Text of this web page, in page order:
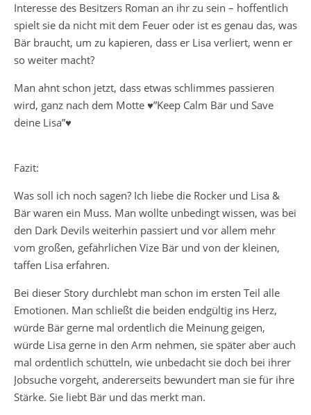
Interesse des Besitzers Roman an ihr zu sein – hoffentlich
spielt sie da nicht mit dem Feuer oder ist es genau das, was
Bär braucht, um zu kapieren, dass er Lisa verliert, wenn er
so weiter macht?
Man ahnt schon jetzt, dass etwas schlimmes passieren
wird, ganz nach dem Motte ♥”Keep Calm Bär und Save
deine Lisa”♥
Fazit:
Was soll ich noch sagen? Ich liebe die Rocker und Lisa &
Bär waren ein Muss. Man wollte unbedingt wissen, was bei
den Dark Devils weiterhin passiert und vor allem mehr
vom großen, gefährlichen Vize Bär und von der kleinen,
taffen Lisa erfahren.
Bei dieser Story durchlebt man schon im ersten Teil alle
Emotionen. Man schließt die beiden endgültig ins Herz,
würde Bär gerne mal ordentlich die Meinung geigen,
würde Lisa gerne in den Arm nehmen, sie später aber auch
mal ordentlich schütteln, wie unbedacht sie doch bei ihrer
Jobsuche vorgeht, andererseits bewundert man sie für ihre
Stärke. Sie liebt Bär und das merkt man.